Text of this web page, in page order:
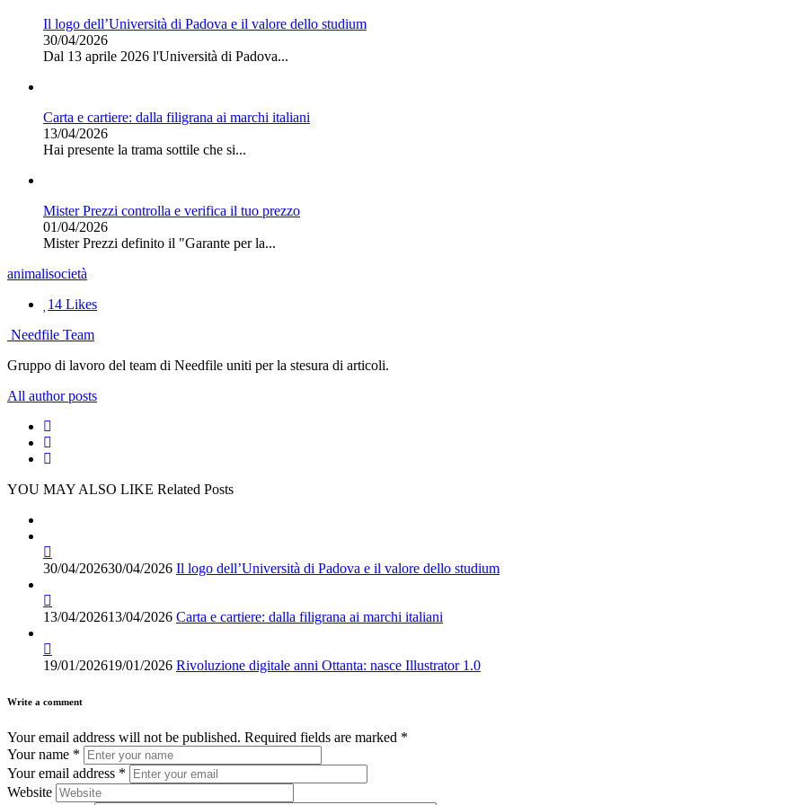
Il logo dell’Università di Padova e il valore dello studium
30/04/2026
Dal 13 aprile 2026 l'Università di Padova...
Carta e cartiere: dalla filigrana ai marchi italiani
13/04/2026
Hai presente la trama sottile che si...
Mister Prezzi controlla e verifica il tuo prezzo
01/04/2026
Mister Prezzi definito il "Garante per la...
animalisocietà
14 Likes
Needfile Team
Gruppo di lavoro del team di Needfile uniti per la stesura di articoli.
All author posts
YOU MAY ALSO LIKE Related Posts
30/04/202630/04/2026 Il logo dell’Università di Padova e il valore dello studium
13/04/202613/04/2026 Carta e cartiere: dalla filigrana ai marchi italiani
19/01/202619/01/2026 Rivoluzione digitale anni Ottanta: nasce Illustrator 1.0
Write a comment
Your email address will not be published. Required fields are marked *
Your name *
Your email address *
Website